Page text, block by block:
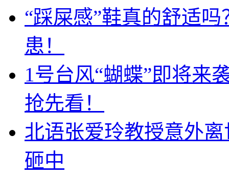
“踩屎感”鞋真的舒适
患！
1号台风“蝴蝶”即将来
抢先看！
北语张爱玲教授意外
砸中